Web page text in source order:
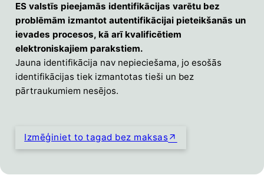
ES valstīs pieejamās identifikācijas varētu bez
problēmām izmantot autentifikācijai pieteikšanās un
ievades procesos, kā arī kvalificētiem
elektroniskajiem parakstiem.
Jauna identifikācija nav nepieciešama, jo esošās
identifikācijas tiek izmantotas tieši un bez
pārtraukumiem nesējos.
Izmēģiniet to tagad bez maksas